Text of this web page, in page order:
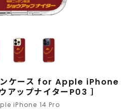
ンケース for Apple iPhone
アップナイターP03 ］
iPhone 14 Pro